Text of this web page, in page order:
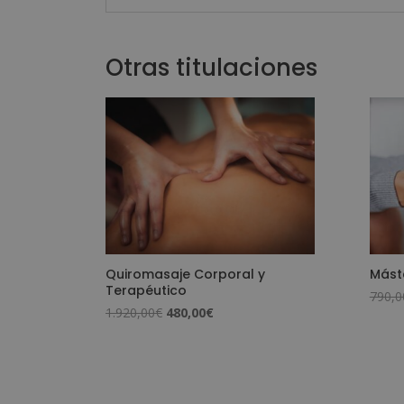
Otras titulaciones
Quiromasaje Corporal y
Terapéutico
1.920,00€ El
480,00€